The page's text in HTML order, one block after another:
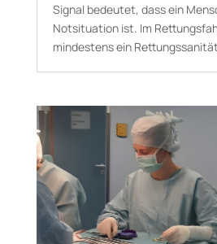
Signal bedeutet, dass ein
Notsituation ist. Im
mindestens ein